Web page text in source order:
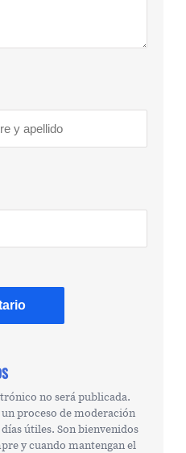
no será publicada.
proceso de moderación
útiles. Son bienvenidos
y cuando mantengan el